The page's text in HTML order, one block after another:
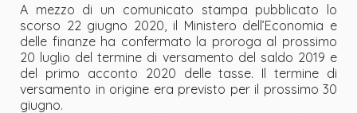
A mezzo di un comunicato stampa pubblicato lo
scorso 22 giugno 2020, il Ministero dell’Economia e
delle finanze ha confermato la proroga al prossimo
20 luglio del termine di versamento del saldo 2019 e
del primo acconto 2020 delle tasse. Il termine di
versamento in origine era previsto per il prossimo 30
giugno.